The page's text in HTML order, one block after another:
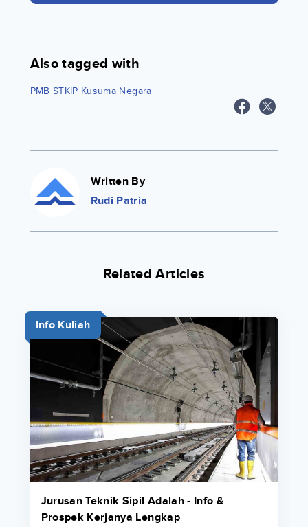
Also tagged with
PMB STKIP Kusuma Negara
Written By
Rudi Patria
Related Articles
Info Kuliah
Jurusan Teknik Sipil Adalah - Info &
Prospek Kerjanya Lengkap